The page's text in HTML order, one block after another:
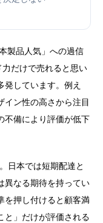
製品人気」への過信
だけで売れると思い
しています。例え
イン性の高さから注目
不備により評価が低下
日本では短期配達と
異なる期待を持ってい
を押し付けると顧客満
と」だけが評価される